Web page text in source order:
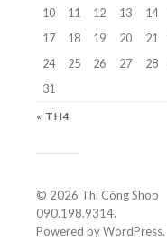
« TH4
10
11 12 13 14
17
18 19 20 21
24
25 26 27 28
31
© 2026 Thi Công Shop
090.198.9314.
Powered byWordPress.